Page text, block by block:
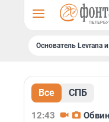
Основатель Levrana
Все СПБ
12:43